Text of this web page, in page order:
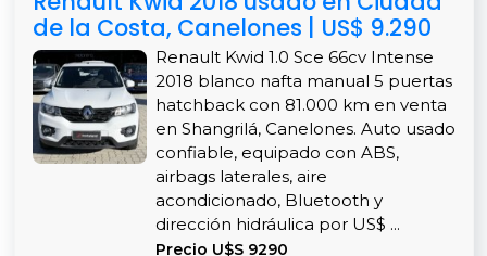
de la Costa, Canelones | US$ 9.290
Renault Kwid 1.0 Sce 66cv Intense
2018 blanco nafta manual 5 puertas
hatchback con 81.000 km en venta
en Shangrilá, Canelones. Auto usado
confiable, equipado con ABS,
airbags laterales, aire
acondicionado, Bluetooth y
dirección hidráulica por US$ ...
Precio U$S 9290